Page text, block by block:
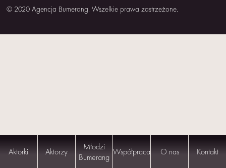
Aktorki Aktorzy
Młodzi
Bumerang Współpraca O nas Kontakt
© 2020 Agencja Bumerang. Wszelkie prawa zastrzeżone.